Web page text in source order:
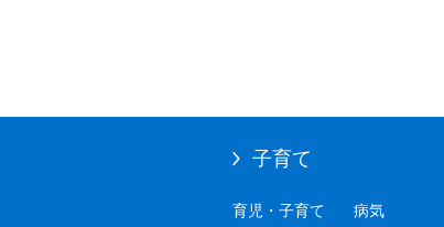
子育て
育児・子育て 病気